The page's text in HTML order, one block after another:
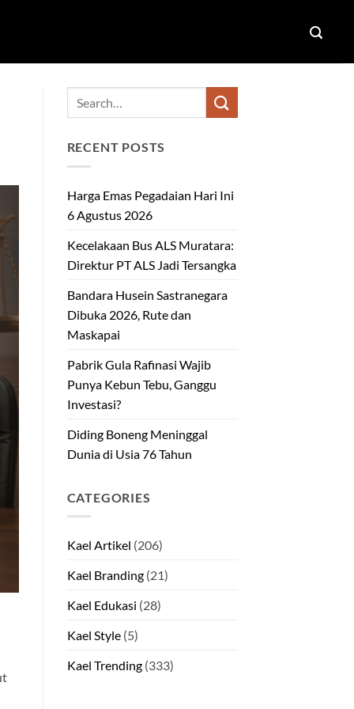
RECENT POSTS
Harga Emas Pegadaian Hari Ini
6 Agustus 2026
Kecelakaan Bus ALS Muratara:
Direktur PT ALS Jadi Tersangka
Bandara Husein Sastranegara
Dibuka 2026, Rute dan
Maskapai
Pabrik Gula Rafinasi Wajib
Punya Kebun Tebu, Ganggu
Investasi?
Diding Boneng Meninggal
Dunia di Usia 76 Tahun
CATEGORIES
Kael Artikel (206)
Kael Branding(21)
Kael Edukasi (28)
Kael Style(5)
Kael Trending(333)